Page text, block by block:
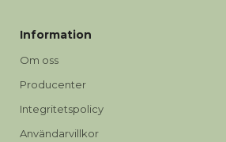
Information
Om oss
Producenter
Integritetspolicy
Användarvillkor